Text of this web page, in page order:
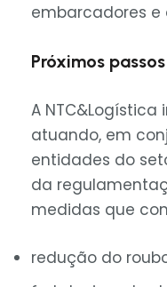
embarcadores e
Próximos passos
A
atuando, em
entidades do
da
medidas que
redução do